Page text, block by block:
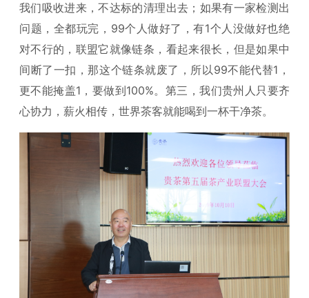
我们吸收进来，不达标的清理出去；如果有一家检测出
问题，全都玩完，99个人做好了，有1个人没做好也绝
对不行的，联盟它就像链条，看起来很长，但是如果中
间断了一扣，那这个链条就废了，所以99不能代替1，
更不能掩盖1，要做到100%。第三，我们贵州人只要齐
心协力，薪火相传，世界茶客就能喝到一杯干净茶。